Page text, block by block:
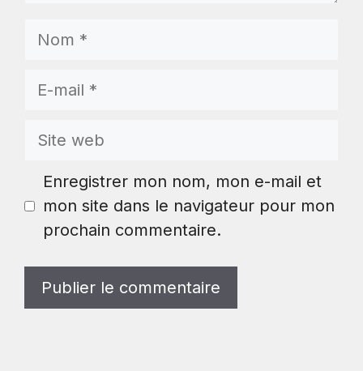
Nom
E-
Site
Enregistrer mon nom, mon e-mail et
mon site dans le navigateur pour mon
prochain commentaire.